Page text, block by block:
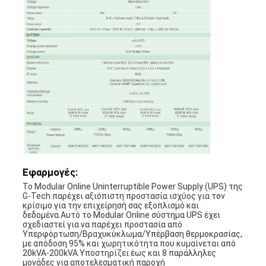
Εφαρμογές:
Το Modular Online Uninterruptible Power Supply (UPS) της
G-Tech παρέχει αξιόπιστη προστασία ισχύος για τον
κρίσιμο για την επιχείρησή σας εξοπλισμό και
δεδομένα.Αυτό το Modular Online σύστημα UPS έχει
σχεδιαστεί για να παρέχει προστασία από
Υπερφόρτωση/Βραχυκύκλωμα/Υπέρβαση θερμοκρασίας,
με απόδοση 95% και χωρητικότητα που κυμαίνεται από
20kVA-200kVA.Υποστηρίζει έως και 8 παράλληλες
μονάδες για αποτελεσματική παροχή